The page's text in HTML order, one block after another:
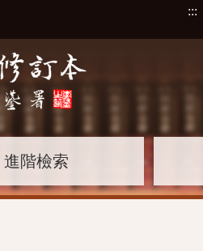
:::
進階檢索